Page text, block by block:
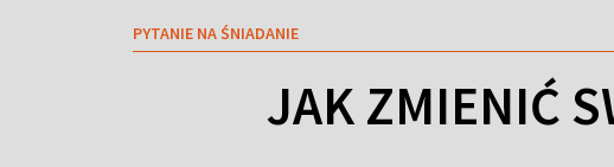
PYTANIE NA ŚNIADANIE
JAK ZMIENIĆ